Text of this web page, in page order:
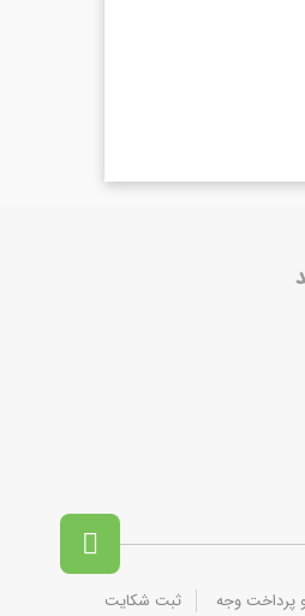

پرداخت وجه ثبت شکایت